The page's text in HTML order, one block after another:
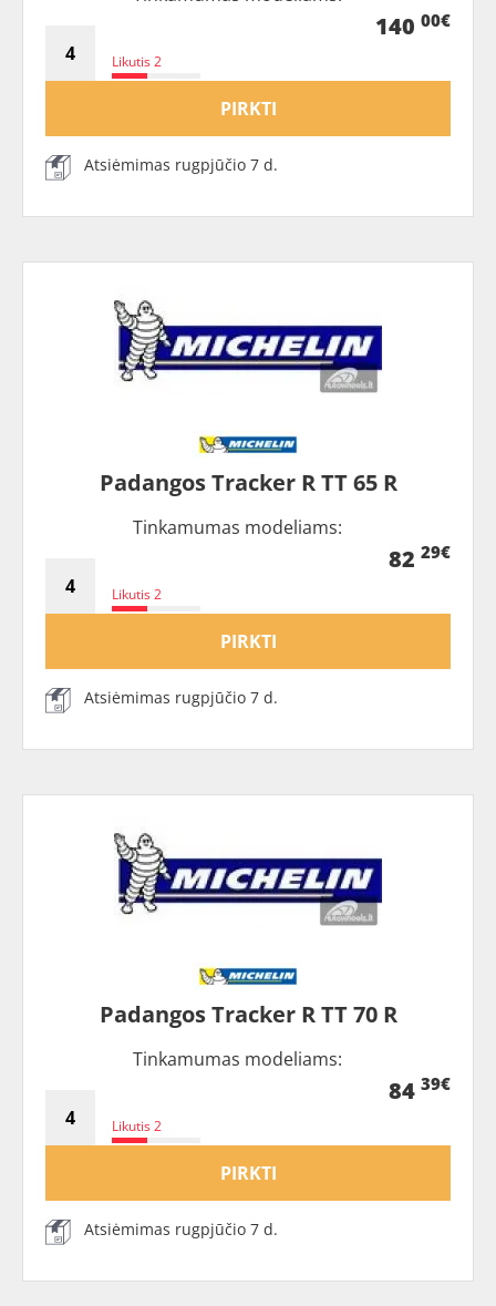
Likutis 2
140 00€
PIRKTI
Atsiėmimas rugpjūčio 7 d.
Padangos Tracker R TT 65 R
Tinkamumas modeliams:
Likutis 2
82 29€
PIRKTI
Atsiėmimas rugpjūčio 7 d.
Padangos Tracker R TT 70 R
Tinkamumas modeliams:
Likutis 2
84 39€
PIRKTI
Atsiėmimas rugpjūčio 7 d.